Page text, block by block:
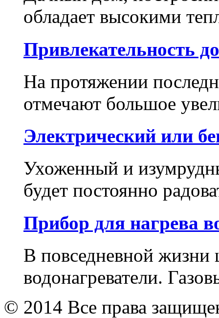
обладает высокими
Привлекательность
На протяжении
отмечают большое
Электрический или
Ухоженный и
будет постоянно
Прибор для нагрева
В повседневной жизни
водонагреватели.
© 2014 Все права